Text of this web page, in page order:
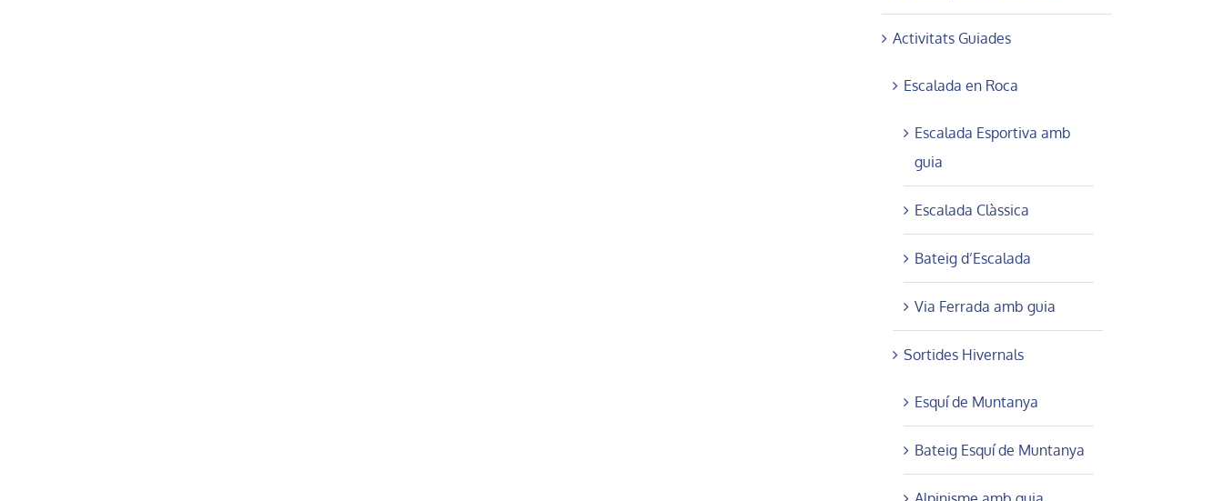
Activitats Guiades
Escalada en Roca
Escalada Esportiva amb
guia
Escalada Clàssica
Bateig d’Escalada
Via Ferrada amb guia
Sortides Hivernals
Esquí de Muntanya
Bateig Esquí de Muntanya